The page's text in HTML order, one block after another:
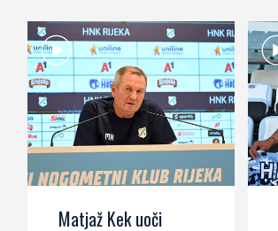
Matjaž Kek uoči